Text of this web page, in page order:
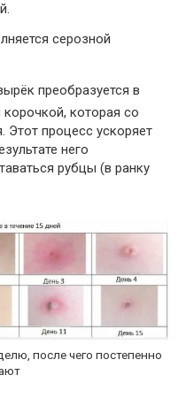
серозной
преобразуется в
которая со
Этот процесс ускоряет
него
рубцы (в ранку
после чего постепенно